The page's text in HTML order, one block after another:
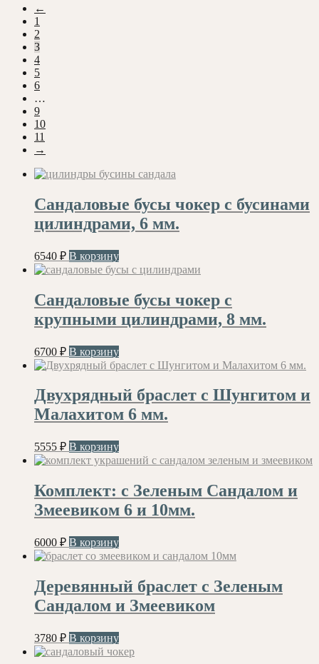
←
1
2
3
4
5
6
…
9
10
11
→
Сандаловые бусы чокер с бусинами
цилиндрами, 6 мм.
6540 ₽ В корзину
Сандаловые бусы чокер с
крупными цилиндрами, 8 мм.
6700 ₽ В корзину
Двухрядный браслет с Шунгитом и
Малахитом 6 мм.
5555 ₽ В корзину
Комплект: с Зеленым Сандалом и
Змеевиком 6 и 10мм.
6000 ₽ В корзину
Деревянный браслет с Зеленым
Сандалом и Змеевиком
3780 ₽ В корзину